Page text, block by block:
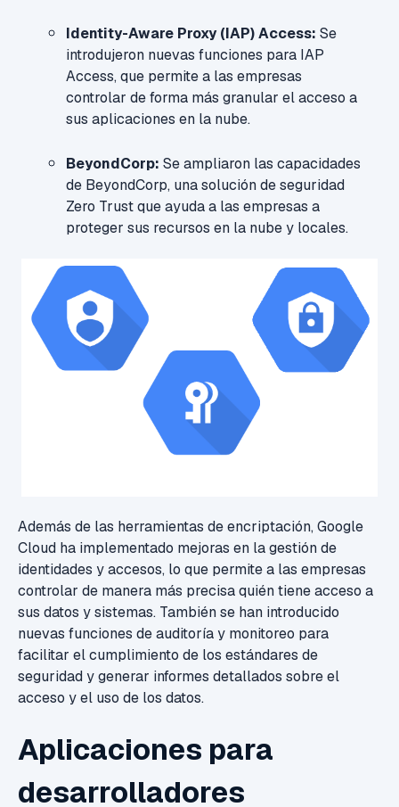
Identity-Aware Proxy (IAP) Access: Se
introdujeron nuevas funciones para IAP
Access, que permite a las empresas
controlar de forma más granular el acceso a
sus aplicaciones en la nube.
BeyondCorp: Se ampliaron las capacidades
de BeyondCorp, una solución de seguridad
Zero Trust que ayuda a las empresas a
proteger sus recursos en la nube y locales.
Además de las herramientas de encriptación, Google
Cloud ha implementado mejoras en la gestión de
identidades y accesos, lo que permite a las empresas
controlar de manera más precisa quién tiene acceso a
sus datos y sistemas. También se han introducido
nuevas funciones de auditoría y monitoreo para
facilitar el cumplimiento de los estándares de
seguridad y generar informes detallados sobre el
acceso y el uso de los datos.
Aplicaciones para
desarrolladores